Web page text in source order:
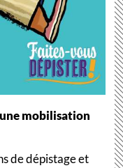
mobilisation
de dépistage et